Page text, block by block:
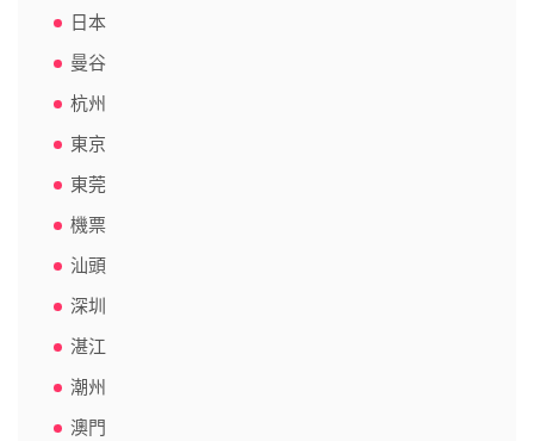
日本
曼谷
杭州
東京
東莞
機票
汕頭
深圳
湛江
潮州
澳門